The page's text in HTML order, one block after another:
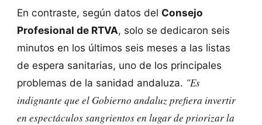
En contraste, según datos del Consejo
Profesional de RTVA, solo se dedicaron seis
minutos en los últimos seis meses a las listas
de espera sanitarias, uno de los principales
problemas de la sanidad andaluza. "Es
indignante que el Gobierno andaluz prefiera invertir
en espectáculos sangrientos en lugar de priorizar la